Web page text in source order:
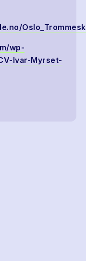
wp-
Ivar-Myrset-